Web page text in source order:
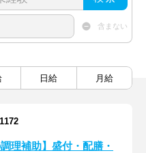
含まない
日給 月給
調理補助】盛付・配膳・